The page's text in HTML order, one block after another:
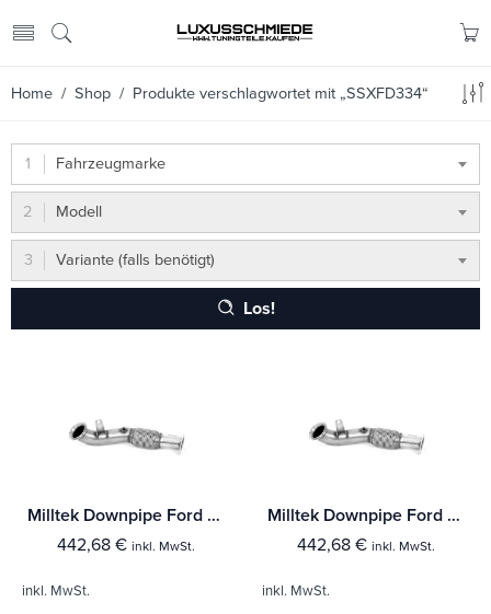
Home / Shop / Produkte verschlagwortet mit „SSXFD334“
Fahrzeugmarke
Modell
Variante (falls benötigt)
Los!
Milltek Downpipe Ford Fiesta Mk8 ST 1.5 EcoBoost 200PS (Bis Baujahr Sept 2020 Modelle)
442,68 € inkl. MwSt.
inkl. MwSt.
Milltek Downpipe Ford Puma ST 1.5 EcoBoost (OPF/GPF Equipped)
442,68 € inkl. MwSt.
inkl. MwSt.